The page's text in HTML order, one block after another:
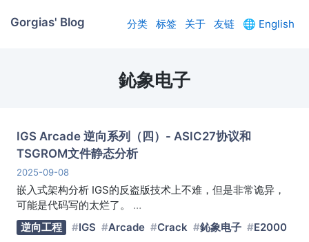
Gorgias' Blog 分类 标签 关于 友链 🌐 English
鈊象电子
IGS Arcade 逆向系列（四）- ASIC27协议和
TSGROM文件静态分析
2025-09-08
嵌入式架构分析 IGS的反盗版技术上不难，但是非常诡异，
可能是代码写的太烂了。 …
逆向工程
IGS Arcade Crack 鈊象电子 E2000